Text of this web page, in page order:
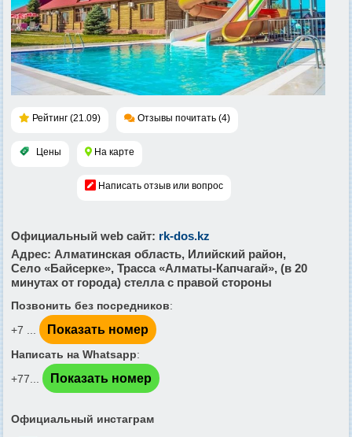
Рейтинг (21.09) Отзывы почитать (4)
Цены На карте
Написать отзыв или вопрос
Официальный web сайт: rk-dos.kz
Адрес: Алматинская область, Илийский район,
Село «Байсерке», Трасса «Алматы-Капчагай», (в 20
минутах от города) стелла с правой стороны
Позвонить без посредников:
+7 ...
Показать номер
Написать на Whatsapp:
+77...
Показать номер
Официальный инстаграм